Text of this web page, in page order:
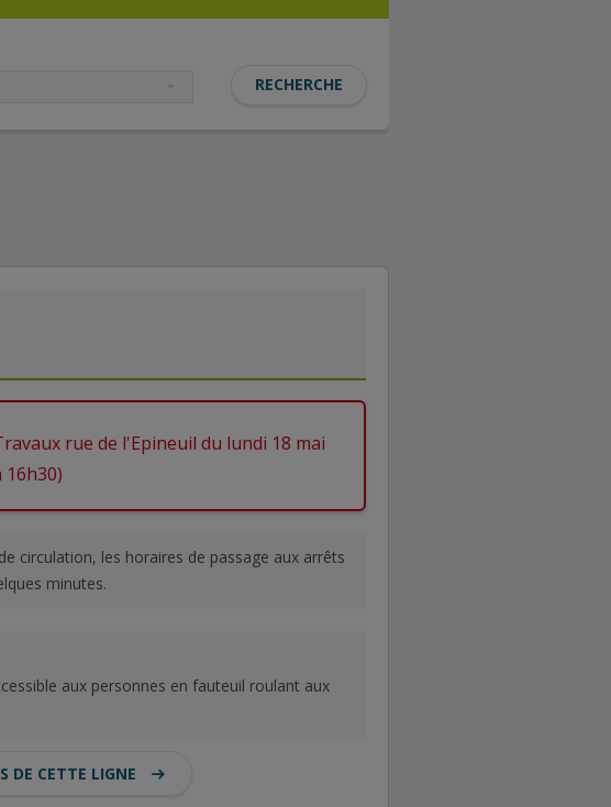
rue de l'Epineuil du lundi 18 mai
circulation, les horaires de passage aux arrêts
minutes.
aux personnes en fauteuil roulant aux
DE CETTE LIGNE